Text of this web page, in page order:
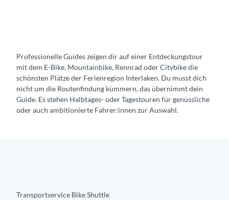
Professionelle Guides zeigen dir auf einer Entdeckungstour
mit dem E-Bike, Mountainbike, Rennrad oder Citybike die
schönsten Plätze der Ferienregion Interlaken. Du musst dich
nicht um die Routenfindung kümmern, das übernimmt dein
Guide. Es stehen Halbtages- oder Tagestouren für genüssliche
oder auch ambitionierte Fahrer:innen zur Auswahl.
Transportservice Bike Shuttle